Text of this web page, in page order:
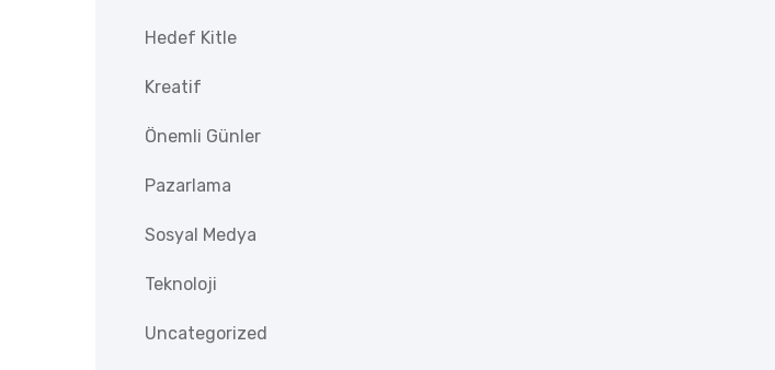
Hedef Kitle
Kreatif
Önemli Günler
Pazarlama
Sosyal Medya
Teknoloji
Uncategorized